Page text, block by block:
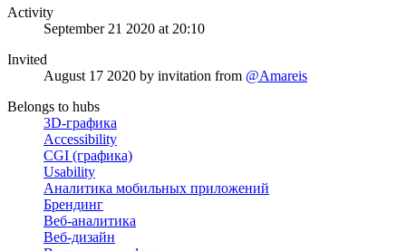
Activity
September 21 2020 at 20:10
Invited
August 17 2020 by invitation from @Amareis
Belongs to hubs
3D-графика
Accessibility
CGI (графика)
Usability
Аналитика мобильных приложений
Брендинг
Веб-аналитика
Веб-дизайн